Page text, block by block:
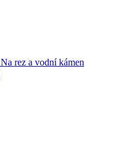
Na rez a vodní kámen